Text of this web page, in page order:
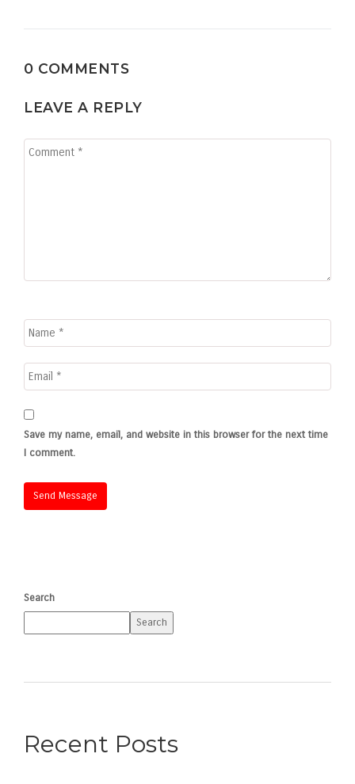
0 COMMENTS
LEAVE A REPLY
Save my name, email, and website in this browser for the next time
I comment.
Search
Search
Recent Posts